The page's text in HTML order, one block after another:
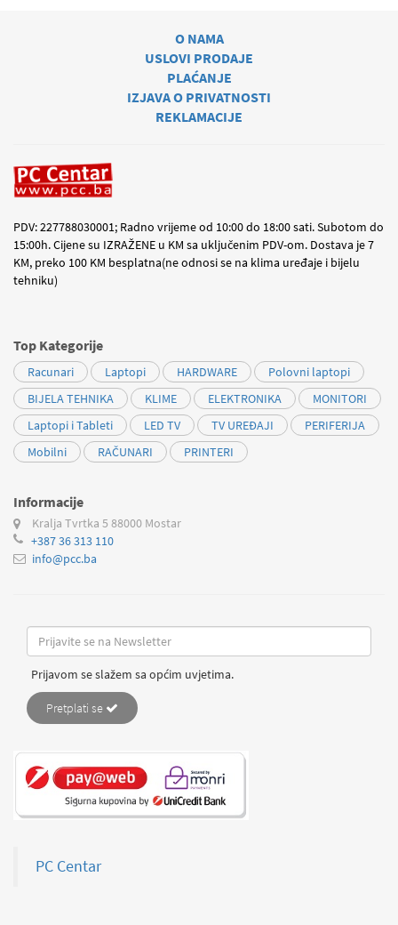
O NAMA
USLOVI PRODAJE
PLAĆANJE
IZJAVA O PRIVATNOSTI
REKLAMACIJE
PDV: 227788030001; Radno vrijeme od 10:00 do 18:00 sati. Subotom do
15:00h. Cijene su IZRAŽENE u KM sa uključenim PDV-om. Dostava je 7
KM, preko 100 KM besplatna(ne odnosi se na klima uređaje i bijelu
tehniku)
Top Kategorije
Racunari Laptopi HARDWARE
Polovni laptopi
BIJELA TEHNIKA
KLIME ELEKTRONIKA
MONITORI
Laptopi i Tableti
LED TV TV UREĐAJI
PERIFERIJA
Mobilni
RAČUNARI PRINTERI
Informacije
Kralja Tvrtka 5 88000 Mostar
+387 36 313 110
info@pcc.ba
Prijavom se slažem sa općim uvjetima.
Pretplati se
PC Centar